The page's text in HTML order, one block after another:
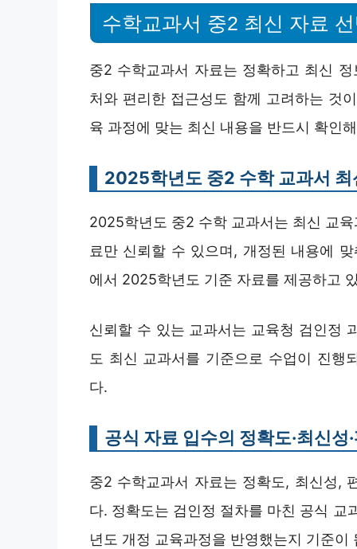
수학교과서 중2 최신 자료
중2 수학교과서 자료는 정확하고 최신
처와 편리한 접근성도 함께 고려하는 것
육 과정에 맞는 최신 내용을 반드시 확인
2025학년도 중2 수학 교과서 최
2025학년도 중2 수학 교과서는 최신 교
료만 신뢰할 수 있으며, 개정된 내용에
에서 2025학년도 기준 자료를 제공하고
신뢰할 수 있는 교과서는 교육청 검인정
도 최신 교과서를 기준으로 수업이 진행
다.
공식 자료 입수의 정확도·최신성
중2 수학교과서 자료는 정확도, 최신성,
다. 정확도는 검인정 절차를 마친 공식
년도 개정 교육과정을 반영했는지 기준이